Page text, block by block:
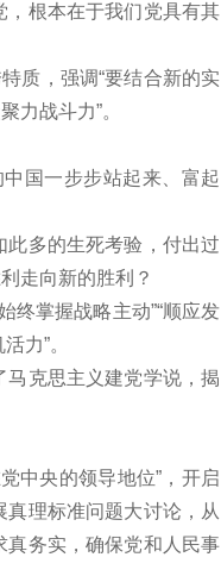
，根本在于我们党具有其
质，强调“要结合新的实
力战斗力”。
国一步步站起来、富起
多的生死考验，付出过
走向新的胜利？
终掌握战略主动”“顺应发
力”。
克思主义建党学说，揭
中央的领导地位”，开启
理标准问题大讨论，从
务实，确保党和人民事